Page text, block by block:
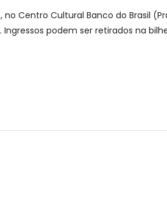
Centro Cultural Banco do Brasil
Ingressos podem ser retirados na